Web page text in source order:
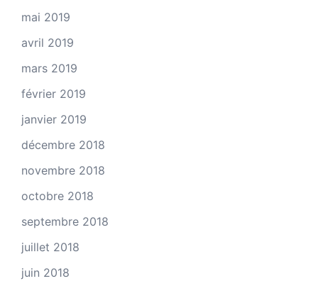
mai 2019
avril 2019
mars 2019
février 2019
janvier 2019
décembre 2018
novembre 2018
octobre 2018
septembre 2018
juillet 2018
juin 2018